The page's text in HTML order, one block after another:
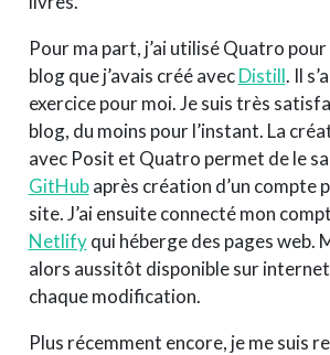
Pour ma part, j’ai utilisé Quatro
blog que j’avais créé avecDistill. Il
exercice pour moi. Je suis très
blog, du moins pour l’instant. La
avec Posit et Quatro permet de le
GitHubaprès création d’un compte
site. J’ai ensuite connecté mon
Netlifyqui héberge des pages web.
alors aussitôt disponible sur
chaque modification.
Plus récemment encore, je me suis